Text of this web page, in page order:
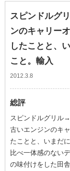
スピンドルグ
ンのキャリー
したことと、
こと。輸入
2012.3.8
総評
スピンドルグリル
古いエンジンのキ
たことと、いまだ
比べ一体感のない
の味付けをした田